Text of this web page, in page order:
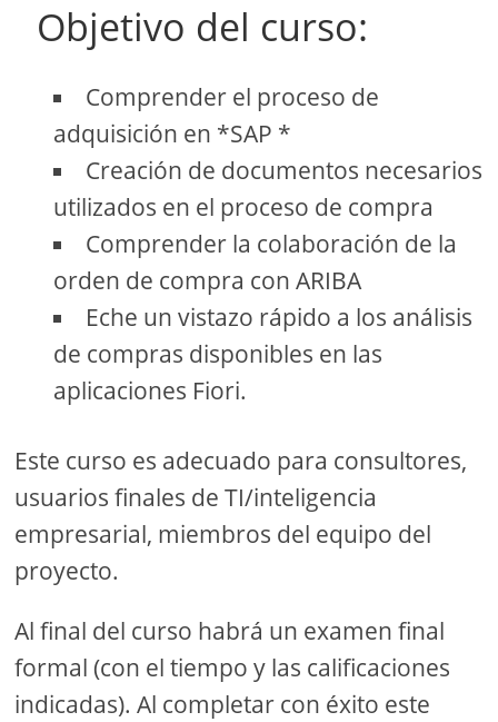
Objetivo del curso:
Comprender el proceso de
adquisición en *SAP *
Creación de documentos necesarios
utilizados en el proceso de compra
Comprender la colaboración de la
orden de compra con ARIBA
Eche un vistazo rápido a los análisis
de compras disponibles en las
aplicaciones Fiori.
Este curso es adecuado para consultores,
usuarios finales de TI/inteligencia
empresarial, miembros del equipo del
proyecto.
Al final del curso habrá un examen final
formal (con el tiempo y las calificaciones
indicadas). Al completar con éxito este